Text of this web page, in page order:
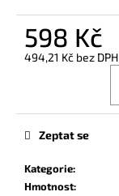
598 Kč
494,21 Kč bez DPH
Kategorie:
Hmotnost:
Zeptat se
u
u
AMSTERDAM
ULTRA